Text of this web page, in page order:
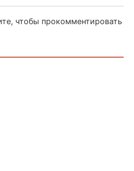
чтобы прокомментировать